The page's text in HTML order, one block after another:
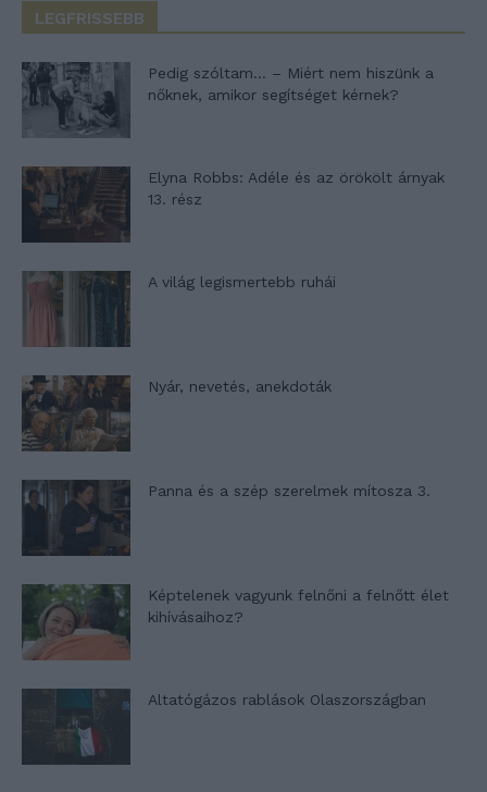
LEGFRISSEBB
Pedig szóltam… – Miért nem hiszünk a
nőknek, amikor segítséget kérnek?
Elyna Robbs: Adéle és az örökölt árnyak
13. rész
A világ legismertebb ruhái
Nyár, nevetés, anekdoták
Panna és a szép szerelmek mítosza 3.
Képtelenek vagyunk felnőni a felnőtt élet
kihívásaihoz?
Altatógázos rablások Olaszországban